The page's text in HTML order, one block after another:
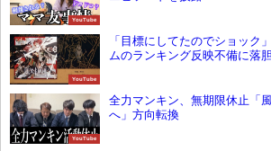
YouTube
YouTube
「目標にしてたのでショック
ムのランキング反映不備に落胆
YouTube
全力マンキン、無期限休止「
へ」方向転換